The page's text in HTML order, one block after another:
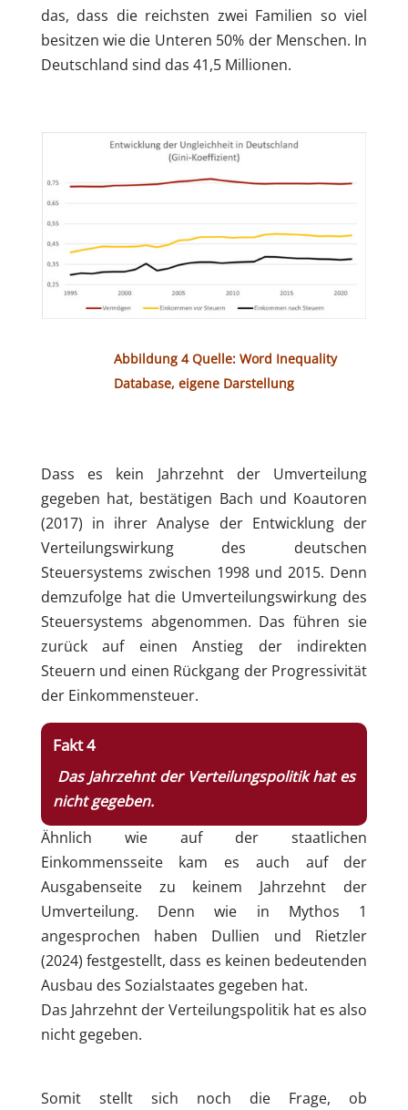
das, dass die reichsten zwei Familien so viel
besitzen wie die Unteren 50% der Menschen. In
Deutschland sind das 41,5 Millionen.
Abbildung 4 Quelle: Word Inequality
Database, eigene Darstellung
Dass es kein Jahrzehnt der Umverteilung
gegeben hat, bestätigen Bach und Koautoren
(2017) in ihrer Analyse der Entwicklung der
Verteilungswirkung des deutschen
Steuersystems zwischen 1998 und 2015. Denn
demzufolge hat die Umverteilungswirkung des
Steuersystems abgenommen. Das führen sie
zurück auf einen Anstieg der indirekten
Steuern und einen Rückgang der Progressivität
der Einkommensteuer.
Fakt 4
Das Jahrzehnt der Verteilungspolitik hat es
nicht gegeben.
Ähnlich wie auf der staatlichen
Einkommensseite kam es auch auf der
Ausgabenseite zu keinem Jahrzehnt der
Umverteilung. Denn wie in Mythos 1
angesprochen haben Dullien und Rietzler
(2024) festgestellt, dass es keinen bedeutenden
Ausbau des Sozialstaates gegeben hat.
Das Jahrzehnt der Verteilungspolitik hat es also
nicht gegeben.
Somit stellt sich noch die Frage, ob